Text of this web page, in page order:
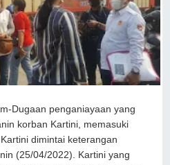
Dugaan penganiayaan yang
korban Kartini, memasuki
dimintai keterangan
(25/04/2022). Kartini yang